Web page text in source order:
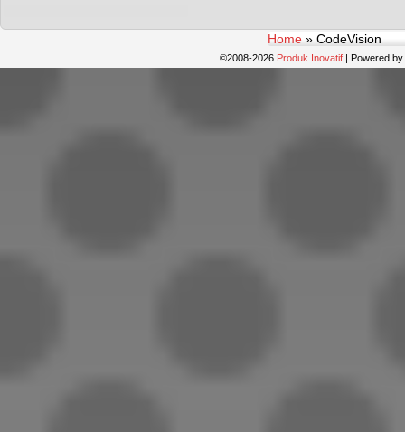
Home» CodeVision
©2008-2026 Produk Inovatif | Powered by